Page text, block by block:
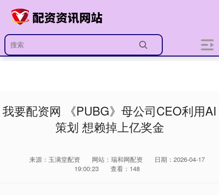
我要配资网 《PUBG》母公司CEO利用AI
策划 想赖掉上亿奖金
来源：玉满堂配资 网站：瑞和网配资
日期：2026-04-17
19:00:23
查看：148